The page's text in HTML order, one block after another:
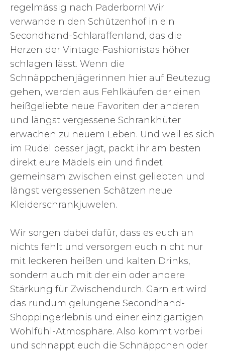
regelmässig nach Paderborn! Wir
verwandeln den Schützenhof in ein
Secondhand-Schlaraffenland, das die
Herzen der Vintage-Fashionistas höher
schlagen lässt. Wenn die
Schnäppchenjägerinnen hier auf Beutezug
gehen, werden aus Fehlkäufen der einen
heißgeliebte neue Favoriten der anderen
und längst vergessene Schrankhüter
erwachen zu neuem Leben. Und weil es sich
im Rudel besser jagt, packt ihr am besten
direkt eure Mädels ein und findet
gemeinsam zwischen einst geliebten und
längst vergessenen Schätzen neue
Kleiderschrankjuwelen.
Wir sorgen dabei dafür, dass es euch an
nichts fehlt und versorgen euch nicht nur
mit leckeren heißen und kalten Drinks,
sondern auch mit der ein oder andere
Stärkung für Zwischendurch. Garniert wird
das rundum gelungene Secondhand-
Shoppingerlebnis und einer einzigartigen
Wohlfühl-Atmosphäre. Also kommt vorbei
und schnappt euch die Schnäppchen oder